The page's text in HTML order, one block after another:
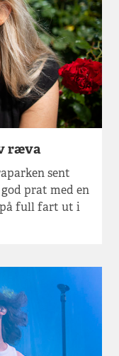
ræva
sent
prat med en
på full fart ut i